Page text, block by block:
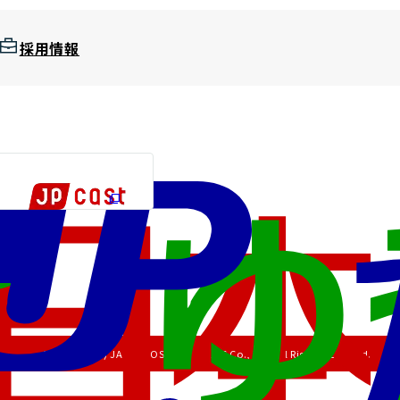
採用情報
Copyright (C) JAPAN POST HOLDINGS Co., Ltd. All Rights Reserved.